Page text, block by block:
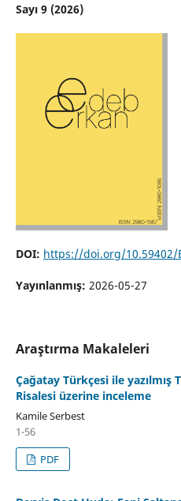
Sayı 9 (2026)
DOI: https://doi.org/10.59402/
Yayınlanmış: 2026-05-27
Araştırma Makaleleri
Çağatay Türkçesi ile
Risalesi üzerine inceleme
Kamile Serbest
1-56
PDF